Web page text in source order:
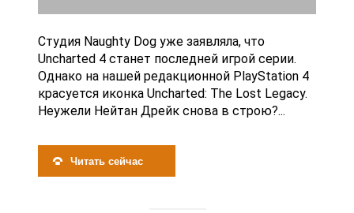
Студия Naughty Dog уже заявляла, что
Uncharted 4 станет последней игрой серии.
Однако на нашей редакционной PlayStation 4
красуется иконка Uncharted: The Lost Legacy.
Неужели Нейтан Дрейк снова в строю?...
Читать сейчас